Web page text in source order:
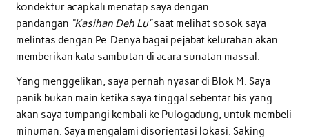
kondektur acapkali menatap saya dengan
pandangan “Kasihan Deh Lu” saat melihat sosok saya
melintas dengan Pe-Denya bagai pejabat kelurahan akan
memberikan kata sambutan di acara sunatan massal.
Yang menggelikan, saya pernah nyasar di Blok M. Saya
panik bukan main ketika saya tinggal sebentar bis yang
akan saya tumpangi kembali ke Pulogadung, untuk membeli
minuman. Saya mengalami disorientasi lokasi. Saking